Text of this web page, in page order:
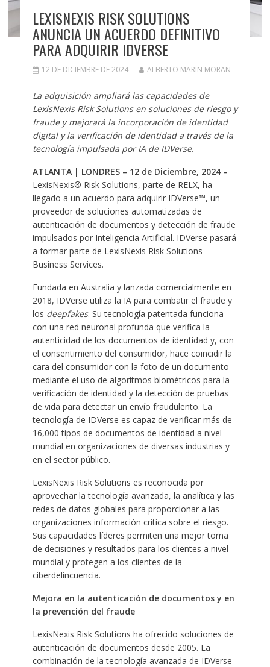
LEXISNEXIS RISK SOLUTIONS
ANUNCIA UN ACUERDO DEFINITIVO
PARA ADQUIRIR IDVERSE
12 DE DICIEMBRE DE 2024 ALBERTO MARIN MORAN
La adquisición ampliará las capacidades de
LexisNexis Risk Solutions en soluciones de riesgo y
fraude y mejorará la incorporación de identidad
digital y la verificación de identidad a través de la
tecnología impulsada por IA de IDVerse.
ATLANTA | LONDRES – 12 de Diciembre, 2024 –
LexisNexis® Risk Solutions, parte de RELX, ha
llegado a un acuerdo para adquirir IDVerse™, un
proveedor de soluciones automatizadas de
autenticación de documentos y detección de fraude
impulsados por Inteligencia Artificial. IDVerse pasará
a formar parte de LexisNexis Risk Solutions
Business Services.
Fundada en Australia y lanzada comercialmente en
2018, IDVerse utiliza la IA para combatir el fraude y
los deepfakes. Su tecnología patentada funciona
con una red neuronal profunda que verifica la
autenticidad de los documentos de identidad y, con
el consentimiento del consumidor, hace coincidir la
cara del consumidor con la foto de un documento
mediante el uso de algoritmos biométricos para la
verificación de identidad y la detección de pruebas
de vida para detectar un envío fraudulento. La
tecnología de IDVerse es capaz de verificar más de
16,000 tipos de documentos de identidad a nivel
mundial en organizaciones de diversas industrias y
en el sector público.
LexisNexis Risk Solutions es reconocida por
aprovechar la tecnología avanzada, la analítica y las
redes de datos globales para proporcionar a las
organizaciones información crítica sobre el riesgo.
Sus capacidades líderes permiten una mejor toma
de decisiones y resultados para los clientes a nivel
mundial y protegen a los clientes de la
ciberdelincuencia.
Mejora en la autenticación de documentos y en
la prevención del fraude
LexisNexis Risk Solutions ha ofrecido soluciones de
autenticación de documentos desde 2005. La
combinación de la tecnología avanzada de IDVerse